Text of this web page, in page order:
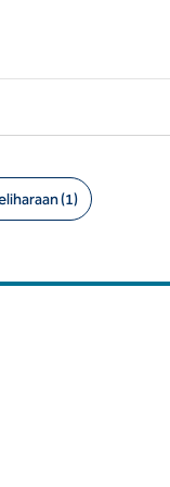
(1)